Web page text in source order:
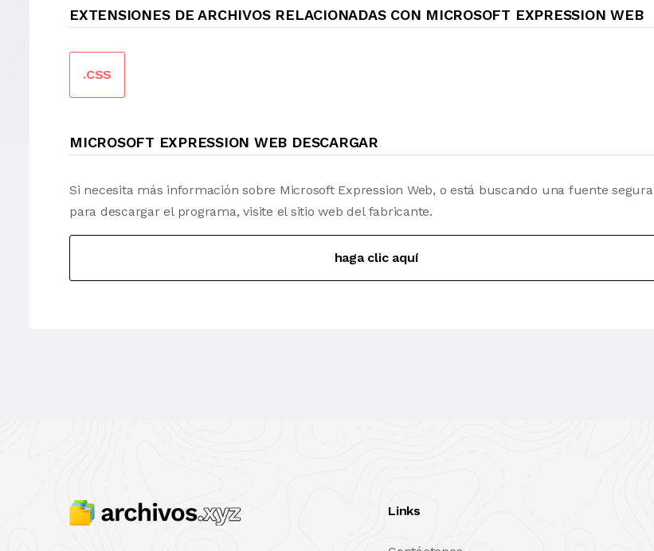
EXTENSIONES DE ARCHIVOS RELACIONADAS CON MICROSOFT EXPRESSION WEB
.CSS
MICROSOFT EXPRESSION WEB DESCARGAR
Si necesita más información sobre Microsoft Expression Web, o está buscando una fuente segura
para descargar el programa, visite el sitio web del fabricante.
haga clic aquí
Links